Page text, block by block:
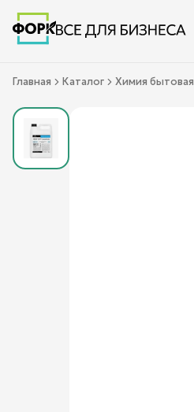
Главная Каталог Химия бытовая